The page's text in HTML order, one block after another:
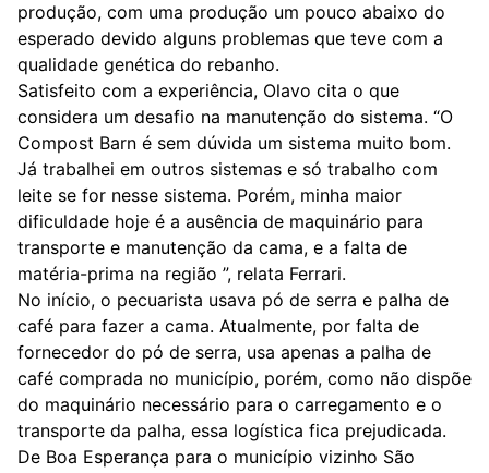
produção, com uma produção um pouco abaixo do
esperado devido alguns problemas que teve com a
qualidade genética do rebanho.
Satisfeito com a experiência, Olavo cita o que
considera um desafio na manutenção do sistema. “O
Compost Barn é sem dúvida um sistema muito bom.
Já trabalhei em outros sistemas e só trabalho com
leite se for nesse sistema. Porém, minha maior
dificuldade hoje é a ausência de maquinário para
transporte e manutenção da cama, e a falta de
matéria-prima na região ”, relata Ferrari.
No início, o pecuarista usava pó de serra e palha de
café para fazer a cama. Atualmente, por falta de
fornecedor do pó de serra, usa apenas a palha de
café comprada no município, porém, como não dispõe
do maquinário necessário para o carregamento e o
transporte da palha, essa logística fica prejudicada.
De Boa Esperança para o município vizinho São